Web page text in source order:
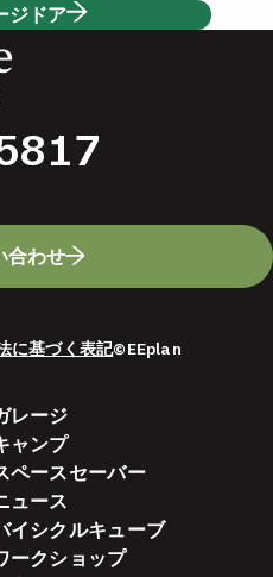
ジドア
合わせ
に基づく表記©EEplan
レージ
ャンプ
ペースセーバー
ュース
イシクルキューブ
ークショップ